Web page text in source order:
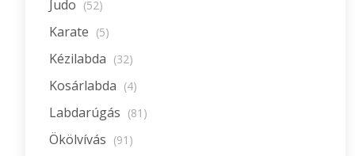
Judo (52)
Karate (5)
Kézilabda (32)
Kosárlabda (4)
Labdarúgás (81)
Ökölvívás (91)